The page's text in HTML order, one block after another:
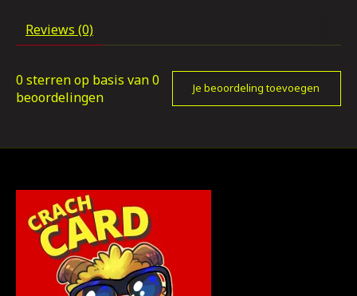
Reviews (0)
0 sterren op basis van0
beoordelingen
Je beoordeling toevoegen